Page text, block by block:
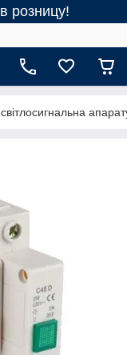
розницу!